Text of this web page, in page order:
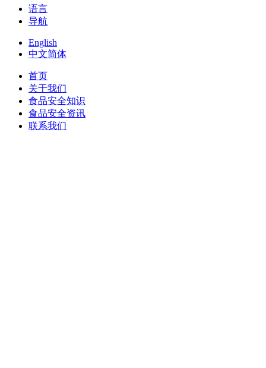
语言
导航
English
中文简体
首页
关于我们
食品安全知识
食品安全资讯
联系我们